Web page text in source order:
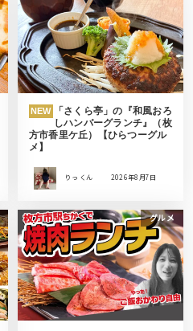
NEW
「さくら亭」の『和風おろ
しハンバーグランチ』（枚
方市香里ケ丘）【ひらつーグル
メ】
りっ くん 2026年8月7日
グルメ